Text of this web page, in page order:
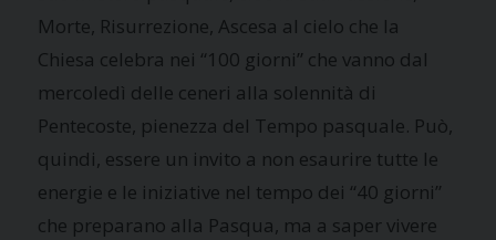
Morte, Risurrezione, Ascesa al cielo che la
Chiesa celebra nei “100 giorni” che vanno dal
mercoledì delle ceneri alla solennità di
Pentecoste, pienezza del Tempo pasquale. Può,
quindi, essere un invito a non esaurire tutte le
energie e le iniziative nel tempo dei “40 giorni”
che preparano alla Pasqua, ma a saper vivere